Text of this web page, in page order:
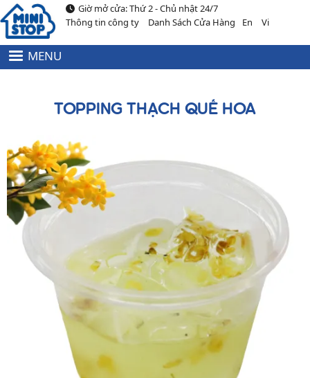
Nhảy đến nội dungGiờ mở cửa: Thứ 2 - Chủ nhật 24/7
Thông tin công ty Danh Sách Cửa Hàng En Vi
MENU
TOPPING THẠCH QUẾ HOA